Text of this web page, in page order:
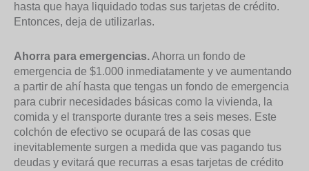
hasta que haya liquidado todas sus tarjetas de crédito.
Entonces, deja de utilizarlas.
Ahorra para emergencias.Ahorra un fondo de
emergencia de $1.000 inmediatamente y ve aumentando
a partir de ahí hasta que tengas un fondo de emergencia
para cubrir necesidades básicas como la vivienda, la
comida y el transporte durante tres a seis meses. Este
colchón de efectivo se ocupará de las cosas que
inevitablemente surgen a medida que vas pagando tus
deudas y evitará que recurras a esas tarjetas de crédito